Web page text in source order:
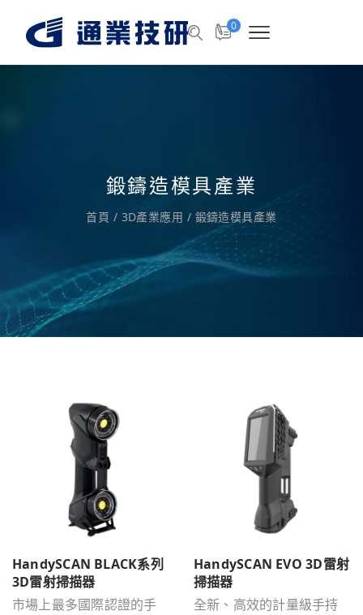
0
鍛鑄造模具產業
首頁 / 3D產業應用 / 鍛鑄造模具產業
HandySCAN BLACK系列
3D雷射掃描器
市場上最多國際認證的手
HandySCAN EVO 3D雷射
掃描器
全新、高效的計量級手持